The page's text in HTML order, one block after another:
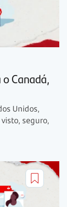
Canadá,
Unidos,
seguro,